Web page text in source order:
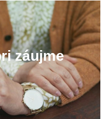
záujme